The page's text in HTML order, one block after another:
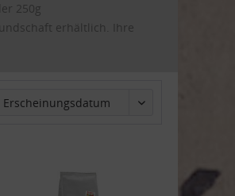
250g
erhältlich. Ihre